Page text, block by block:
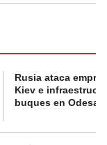
Rusia ataca
Kiev e
buques en Odesa